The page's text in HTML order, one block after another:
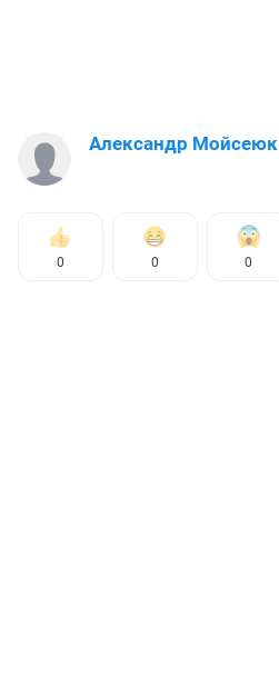
Александр Мойсеюк
0 0 0